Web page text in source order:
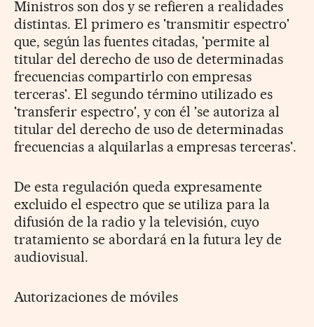
Ministros son dos y se refieren a realidades
distintas. El primero es 'transmitir espectro'
que, según las fuentes citadas, 'permite al
titular del derecho de uso de determinadas
frecuencias compartirlo con empresas
terceras'. El segundo término utilizado es
'transferir espectro', y con él 'se autoriza al
titular del derecho de uso de determinadas
frecuencias a alquilarlas a empresas terceras'.
De esta regulación queda expresamente
excluido el espectro que se utiliza para la
difusión de la radio y la televisión, cuyo
tratamiento se abordará en la futura ley de
audiovisual.
Autorizaciones de móviles